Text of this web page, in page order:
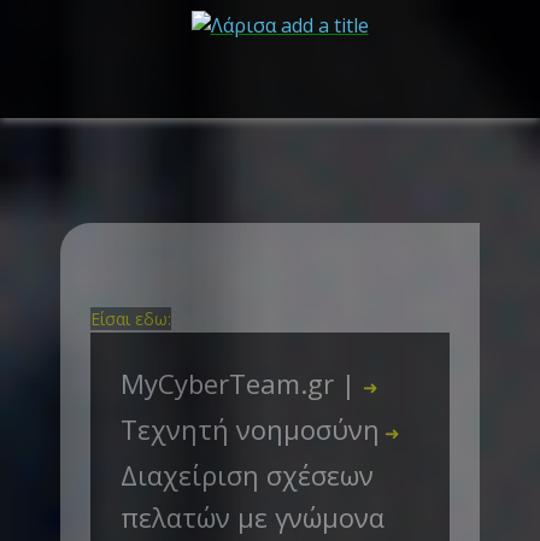
Είσαι εδω:
MyCyberTeam.gr | ➜
Τεχνητή νοημοσύνη ➜
Διαχείριση σχέσεων
πελατών με γνώμονα